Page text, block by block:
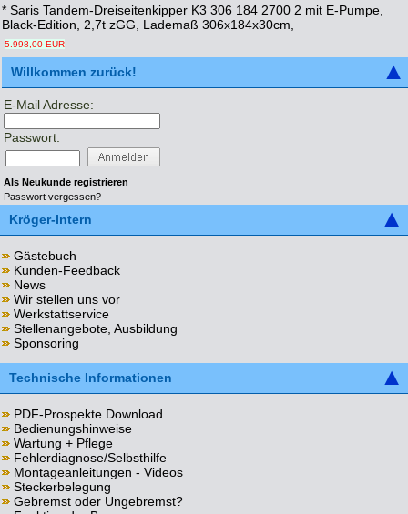
* Saris Tandem-Dreiseitenkipper K3 306 184 2700 2 mit E-Pumpe,
Black-Edition, 2,7t zGG, Lademaß 306x184x30cm,
5.998,00 EUR
Willkommen zurück!
E-Mail Adresse:
Passwort:
Als Neukunde registrieren
Passwort vergessen?
Kröger-Intern
Gästebuch
Kunden-Feedback
News
Wir stellen uns vor
Werkstattservice
Stellenangebote, Ausbildung
Sponsoring
Technische Informationen
PDF-Prospekte Download
Bedienungshinweise
Wartung + Pflege
Fehlerdiagnose/Selbsthilfe
Montageanleitungen - Videos
Steckerbelegung
Gebremst oder Ungebremst?